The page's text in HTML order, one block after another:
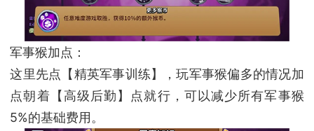
军事猴加点：
这里先点【精英军事训练】，玩军事猴偏多的情况加
点朝着【高级后勤】点就行，可以减少所有军事猴
5%的基础费用。